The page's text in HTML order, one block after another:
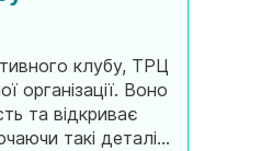
клубу, ТРЦ
організації. Воно
та відкриває
такі деталі,